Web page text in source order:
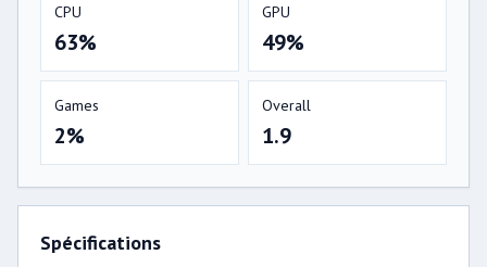
CPU
63%
GPU
49%
Games
2%
Overall
1.9
Spécifications